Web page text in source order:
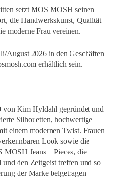
setzt MOS MOSH seinen
die Handwerkskunst, Qualität
moderne Frau vereinen.
August 2026 in den Geschäften
erhältlich sein.
Kim Hyldahl gegründet und
Silhouetten, hochwertige
einem modernen Twist. Frauen
Look sowie die
MOSH Jeans – Pieces, die
und den Zeitgeist treffen und so
der Marke beigetragen